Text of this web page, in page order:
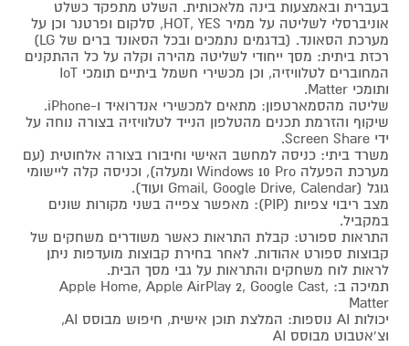
בעברית ובאמצעות בינה מלאכותית. השלט מתפקד כשלט
אוניברסלי לשליטה על ממיר HOT, YES, סלקום ופרטנר וכן על
מערכת הסאונד. (בדגמים נתמכים ובכל הסאונד ברים של LG)
רכזת ביתית: מסך ייחודי לשליטה מהירה וקלה על כל ההתקנים
המחוברים לטלוויזיה, וכן מכשירי חשמל ביתיים תומכי IoT
ותומכי Matter.
שליטה מהסמארטפון: מתאים למכשירי אנדרואיד ו-iPhone.
שיקוף והזרמת תכנים מהטלפון הנייד לטלוויזיה בצורה נוחה על
ידי Screen Share.
משרד ביתי: כניסה למחשב האישי וחיבורו בצורה אלחוטית (עם
מערכת הפעלה Windows 10 Pro ומעלה), וכניסה קלה ליישומי
גוגל (Gmail, Google Drive, Calendar ועוד).
מצב ריבוי צפיות (PIP): מאפשר צפייה בשני מקורות שונים
במקביל.
התראות ספורט: קבלת התראות כאשר משודרים משחקים של
קבוצות ספורט אהודות. לאחר בחירת קבוצות מועדפות ניתן
לראות לוח משחקים והתראות על גבי מסך הבית.
תמיכה ב: Apple Home, Apple AirPlay 2, Google Cast,
Matter
יכולות AI נוספות: המלצת תוכן אישית, חיפוש מבוסס AI,
וצ'אטבוט מבוסס AI